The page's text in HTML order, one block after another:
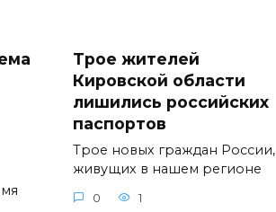
Трое жителей
Кировской области
лишились российских
паспортов
Трое новых граждан России,
живущих в нашем регионе
0 1